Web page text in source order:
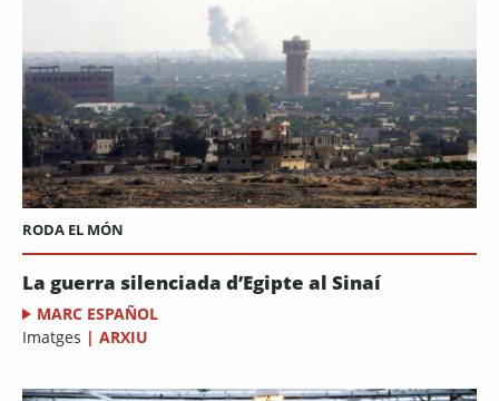
RODA EL MÓN
La guerra silenciada d’Egipte al Sinaí
MARC ESPAÑOL
Imatges | ARXIU